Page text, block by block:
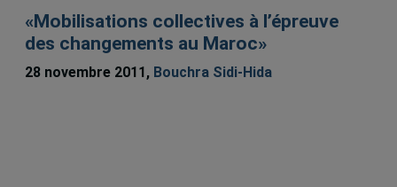
«Mobilisations collectives à l’épreuve
des changements au Maroc»
28 novembre 2011, Bouchra Sidi-Hida